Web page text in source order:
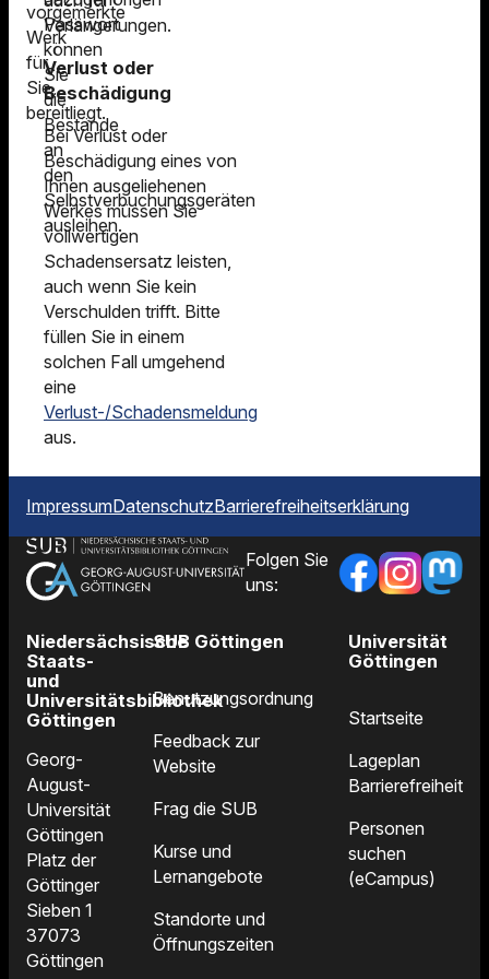
vorgemerkte
Werk
für
Sie
bereitliegt.
Passwort
können
Sie
die
Bestände
an
den
Selbstverbuchungsgeräten
ausleihen.
Verlängerungen.
Verlust oder
Beschädigung
Bei Verlust oder
Beschädigung eines von
Ihnen ausgeliehenen
Werkes müssen Sie
vollwertigen
Schadensersatz leisten,
auch wenn Sie kein
Verschulden trifft. Bitte
füllen Sie in einem
solchen Fall umgehend
eine
Verlust-/Schadensmeldung
aus.
ImpressumDatenschutzBarrierefreiheitserklärung
Folgen Sie
uns:
Niedersächsische
Staats-
und
Universitätsbibliothek
Göttingen
Georg-
August-
Universität
Göttingen
Platz der
Göttinger
Sieben 1
37073
Göttingen
SUB Göttingen
Benutzungsordnung
Feedback zur
Website
Frag die SUB
Kurse und
Lernangebote
Standorte und
Öffnungszeiten
Universität
Göttingen
Startseite
Lageplan
Barrierefreiheit
Personen
suchen
(eCampus)